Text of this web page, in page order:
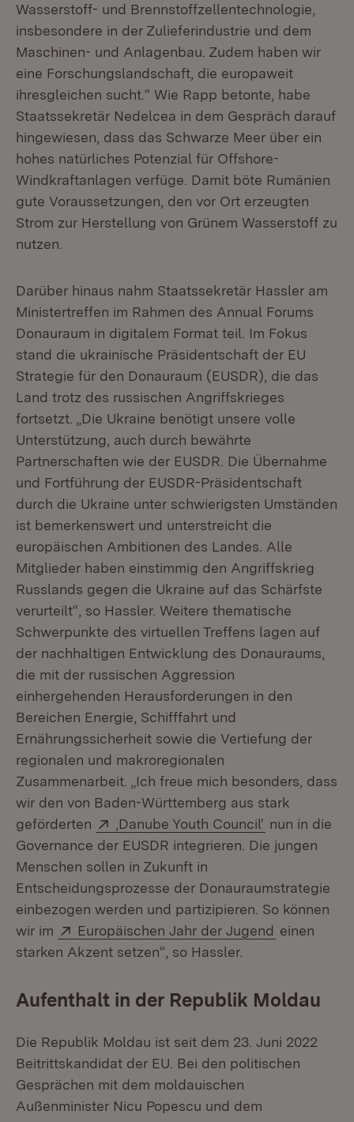
Wasserstoff- und Brennstoffzellentechnologie,
insbesondere in der Zulieferindustrie und dem
Maschinen- und Anlagenbau. Zudem haben wir
eine Forschungslandschaft, die europaweit
ihresgleichen sucht.“ Wie Rapp betonte, habe
Staatssekretär Nedelcea in dem Gespräch darauf
hingewiesen, dass das Schwarze Meer über ein
hohes natürliches Potenzial für Offshore-
Windkraftanlagen verfüge. Damit böte Rumänien
gute Voraussetzungen, den vor Ort erzeugten
Strom zur Herstellung von Grünem Wasserstoff zu
nutzen.
Darüber hinaus nahm Staatssekretär Hassler am
Ministertreffen im Rahmen des Annual Forums
Donauraum in digitalem Format teil. Im Fokus
stand die ukrainische Präsidentschaft der EU
Strategie für den Donauraum (EUSDR), die das
Land trotz des russischen Angriffskrieges
fortsetzt. „Die Ukraine benötigt unsere volle
Unterstützung, auch durch bewährte
Partnerschaften wie der EUSDR. Die Übernahme
und Fortführung der EUSDR-Präsidentschaft
durch die Ukraine unter schwierigsten Umständen
ist bemerkenswert und unterstreicht die
europäischen Ambitionen des Landes. Alle
Mitglieder haben einstimmig den Angriffskrieg
Russlands gegen die Ukraine auf das Schärfste
verurteilt“, so Hassler. Weitere thematische
Schwerpunkte des virtuellen Treffens lagen auf
der nachhaltigen Entwicklung des Donauraums,
die mit der russischen Aggression
einhergehenden Herausforderungen in den
Bereichen Energie, Schifffahrt und
Ernährungssicherheit sowie die Vertiefung der
regionalen und makroregionalen
Zusammenarbeit. „Ich freue mich besonders, dass
wir den von Baden-Württemberg aus stark
geförderten
Extern:
,Danube Youth Council‘ (Öffnet in
nun in die
Governance der EUSDR integrieren. Die jungen
Menschen sollen in Zukunft in
Entscheidungsprozesse der Donauraumstrategie
einbezogen werden und partizipieren. So können
wir im
Extern:
Europäischen Jahr der Jugend (Öffnet in
einen
starken Akzent setzen“, so Hassler.
Aufenthalt in der Republik Moldau
Die Republik Moldau ist seit dem 23. Juni 2022
Beitrittskandidat der EU. Bei den politischen
Gesprächen mit dem moldauischen
Außenminister Nicu Popescu und dem